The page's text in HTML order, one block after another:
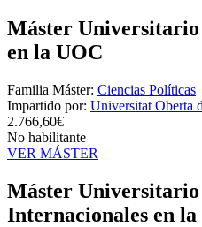
Máster
en la UOC
Familia Máster: Ciencias Políticas
Impartido por: Universitat Oberta
2.766,60€
No habilitante
VER MÁSTER
Máster Universitario
Internacionales en la